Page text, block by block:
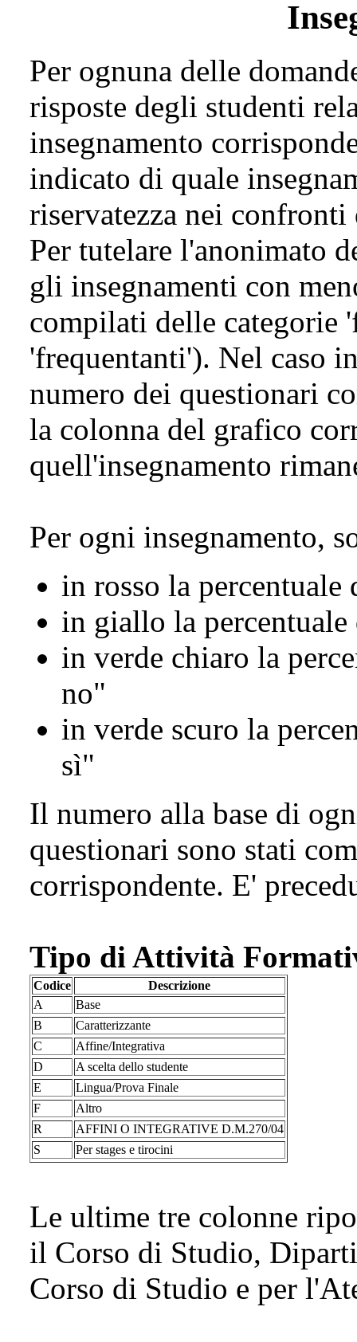
Per ognuna delle
risposte degli studenti
insegnamento
indicato di quale
riservatezza nei confronti
Per tutelare l'anonimato
gli insegnamenti con
compilati delle categorie
'frequentanti'). Nel caso
numero dei questionari
la colonna del grafico
quell'insegnamento
Per ogni insegnamento,
in rosso la
in giallo la
in verde chiaro la
no"
in verde scuro la
sì"
Il numero alla base di
questionari sono stati
corrispondente. E'
Tipo di Attività
Codice
Descrizione
A
Base
B
Caratterizzante
C
Affine/Integrativa
D
A scelta dello studente
E
Lingua/Prova Finale
F
Altro
R
AFFINI O INTEGRATIVE D.M.270/04
S
Per stages e tirocini
Le ultime tre colonne
il Corso di Studio,
Corso di Studio e per